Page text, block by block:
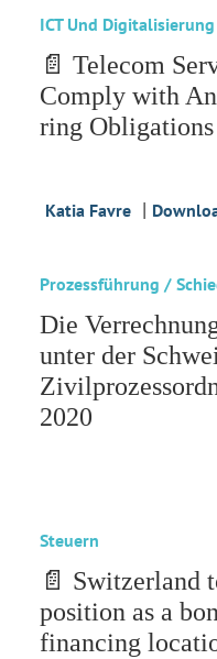
ICT Und Digitalisierung
📄 Telecom
Comply with
ring Obligations
Katia Favre |
Prozessführung /
Die
unter der
2020
Steuern
📄 Switzerland
position as a
financing